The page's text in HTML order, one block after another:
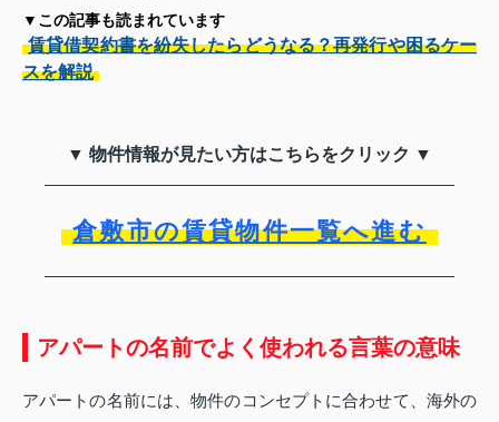
▼この記事も読まれています
賃貸借契約書を紛失したらどうなる？再発行や困るケー
スを解説
▼ 物件情報が見たい方はこちらをクリック ▼
倉敷市の賃貸物件一覧へ進む
アパートの名前でよく使われる言葉の意味
アパートの名前には、物件のコンセプトに合わせて、海外の